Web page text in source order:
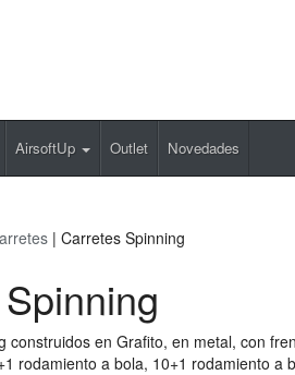
AirsoftUp Outlet Novedades
| Carretes Spinning
construidos en Grafito, en metal, con
rodamiento a bola, 10+1 rodamiento a